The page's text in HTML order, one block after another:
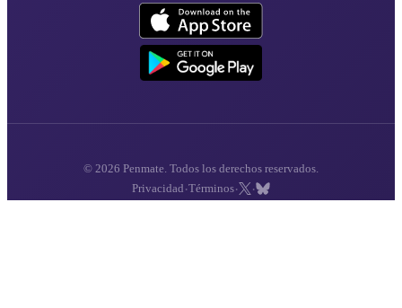
© 2026 Penmate. Todos los derechos reservados.
Privacidad ·Términos· ·